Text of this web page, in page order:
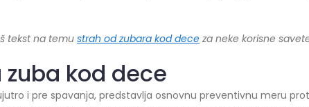
tekst na temu strah od zubara kod dece za neke korisne
kod dece
i pre spavanja, predstavlja osnovnu preventivnu meru